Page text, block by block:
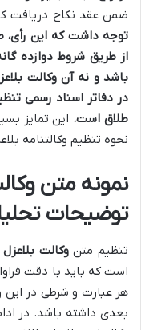
ضمن عقد نکاح دریافت
توجه داشت که این رأی،
باشد و نه آن وکالت
در دفاتر اسناد رسمی
طلاق است. این تمایز
نحوه تنظیم وکالتنامه
نمونه متن
توضیحات
تنظیم متنوکالت
است که باید با دقت
هر عبارت و شرطی در این
بعدی داشته باشد. در